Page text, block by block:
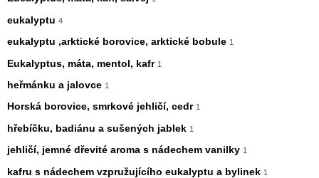
eukalyptu 4
eukalyptu ,arktické borovice, arktické bobule 1
Eukalyptus, máta, mentol, kafr 1
heřmánku a jalovce 1
Horská borovice, smrkové jehličí, cedr 1
hřebíčku, badiánu a sušených jablek 1
jehličí, jemné dřevité aroma s nádechem vanilky 1
kafru s nádechem vzpružujícího eukalyptu a bylinek 1